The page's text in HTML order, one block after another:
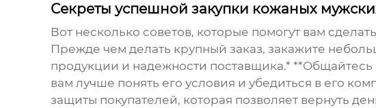
Секреты успешной закупки кожаных
Вот несколько советов, которые помогут вам
Прежде чем делать крупный заказ, закажите
продукции и надежности поставщика.* **Общайтесь
вам лучше понять его условия и убедиться в его
защиты покупателей, которая позволяет вернуть